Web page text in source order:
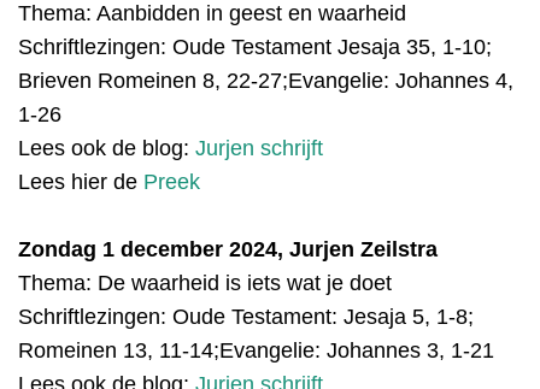
Thema: Aanbidden in geest en waarheid
Schriftlezingen: Oude Testament Jesaja 35, 1-10;
Brieven Romeinen 8, 22-27;Evangelie: Johannes 4,
1-26
Lees ook de blog: Jurjen schrijft
Lees hier de Preek
Zondag 1 december 2024, Jurjen Zeilstra
Thema: De waarheid is iets wat je doet
Schriftlezingen: Oude Testament: Jesaja 5, 1-8;
Romeinen 13, 11-14;Evangelie: Johannes 3, 1-21